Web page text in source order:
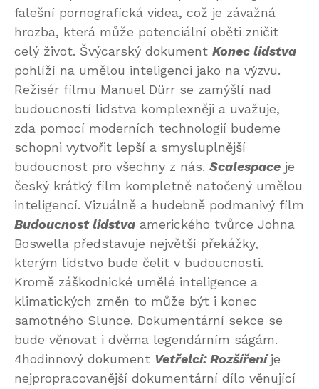
falešní pornografická videa, což je závažná
hrozba, která může potenciální oběti zničit
celý život. Švýcarský dokument Konec lidstva
pohlíží na umělou inteligenci jako na výzvu.
Režisér filmu Manuel Dürr se zamýšlí nad
budoucností lidstva komplexněji a uvažuje,
zda pomocí moderních technologií budeme
schopni vytvořit lepší a smysluplnější
budoucnost pro všechny z nás. Scalespace je
český krátký film kompletně natočený umělou
inteligencí. Vizuálně a hudebně podmanivý film
Budoucnost lidstva amerického tvůrce Johna
Boswella představuje největší překážky,
kterým lidstvo bude čelit v budoucnosti.
Kromě záškodnické umělé inteligence a
klimatických změn to může být i konec
samotného Slunce. Dokumentární sekce se
bude věnovat i dvěma legendárním ságám.
4hodinnový dokument Vetřelci: Rozšířeníje
nejpropracovanější dokumentární dílo věnující